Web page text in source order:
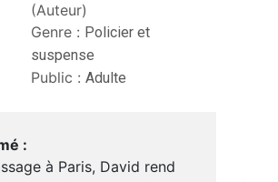
(Auteur)
Genre : Policier et
suspense
Public : Adulte
:
à Paris, David rend